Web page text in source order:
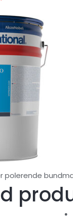
polerende